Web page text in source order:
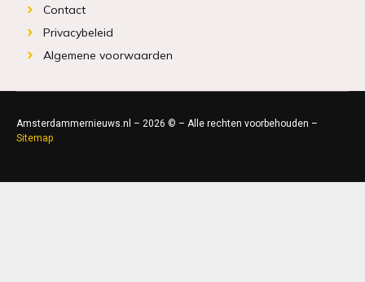
Contact
Privacybeleid
Algemene voorwaarden
Amsterdammernieuws.nl – 2026 © – Alle rechten voorbehouden –
Sitemap